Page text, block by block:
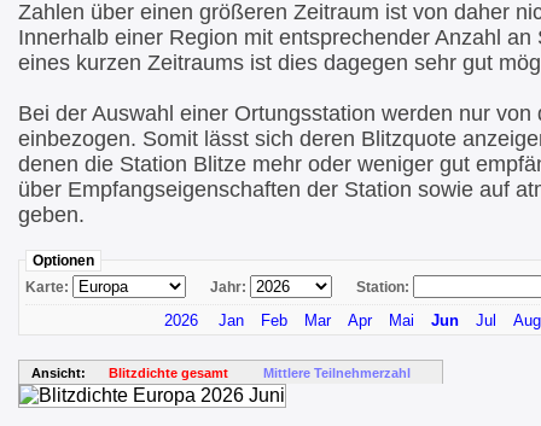
Zahlen über einen größeren Zeitraum ist von daher
Innerhalb einer Region mit entsprechender Anzahl
eines kurzen Zeitraums ist dies dagegen sehr gut
Bei der Auswahl einer Ortungsstation werden nur
einbezogen. Somit lässt sich deren Blitzquote
denen die Station Blitze mehr oder weniger gut
über Empfangseigenschaften der Station sowie auf
geben.
Optionen
Karte:
Jahr: Station:
2026 Jan Feb Mar Apr Mai Jun Jul Aug
Ansicht: Blitzdichte gesamt Mittlere Teilnehmerzahl